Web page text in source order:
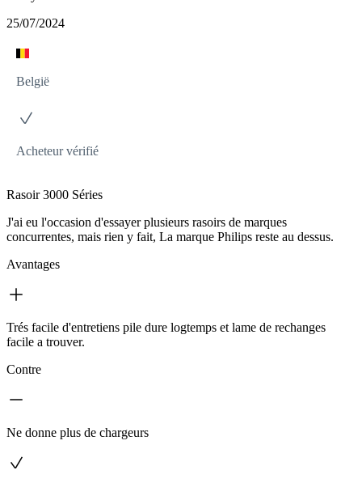
25/07/2024
België
Acheteur vérifié
Rasoir 3000 Séries
J'ai eu l'occasion d'essayer plusieurs rasoirs de marques
concurrentes, mais rien y fait, La marque Philips reste au dessus.
Avantages
Trés facile d'entretiens pile dure logtemps et lame de rechanges
facile a trouver.
Contre
Ne donne plus de chargeurs